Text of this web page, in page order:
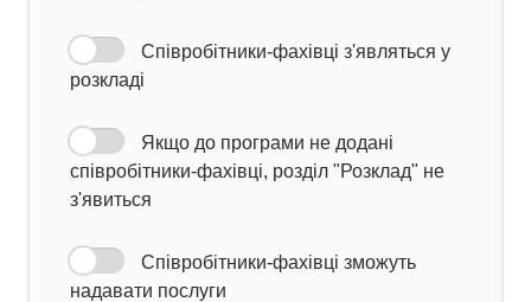
Співробітники-фахівці з'являться у
розкладі
Якщо до програми не додані
співробітники-фахівці, розділ "Розклад" не
з'явиться
Співробітники-фахівці зможуть
надавати послуги